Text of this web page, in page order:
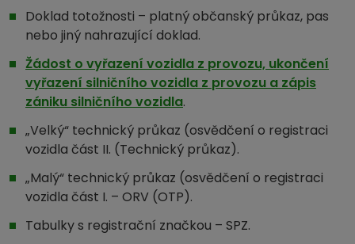
Doklad totožnosti – platný občanský průkaz, pas
nebo jiný nahrazující doklad.
Žádost o vyřazení vozidla z provozu, ukončení
vyřazení silničního vozidla z provozu a zápis
zániku silničního vozidla.
„Velký“ technický průkaz (osvědčení o registraci
vozidla část II. (Technický průkaz).
„Malý“ technický průkaz (osvědčení o registraci
vozidla část I. – ORV (OTP).
Tabulky s registrační značkou – SPZ.